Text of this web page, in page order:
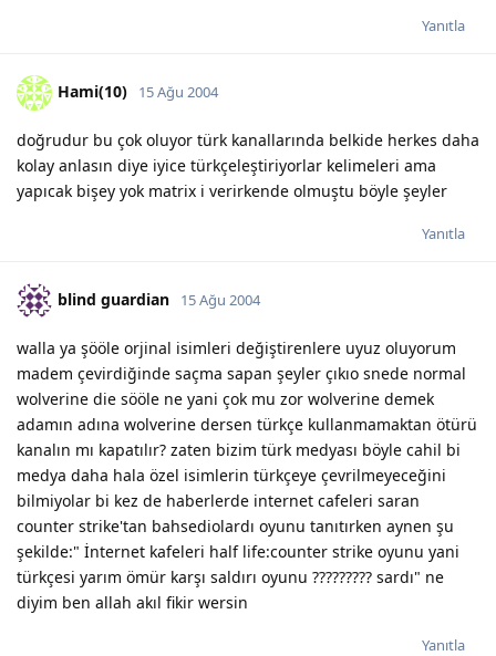
Yanıtla
Hami(10) 15 Ağu 2004
doğrudur bu çok oluyor türk kanallarında belkide herkes daha
kolay anlasın diye iyice türkçeleştiriyorlar kelimeleri ama
yapıcak bişey yok matrix i verirkende olmuştu böyle şeyler
Yanıtla
blind guardian 15 Ağu 2004
walla ya şööle orjinal isimleri değiştirenlere uyuz oluyorum
madem çevirdiğinde saçma sapan şeyler çıkıo snede normal
wolverine die sööle ne yani çok mu zor wolverine demek
adamın adına wolverine dersen türkçe kullanmamaktan ötürü
kanalın mı kapatılır? zaten bizim türk medyası böyle cahil bi
medya daha hala özel isimlerin türkçeye çevrilmeyeceğini
bilmiyolar bi kez de haberlerde internet cafeleri saran
counter strike'tan bahsediolardı oyunu tanıtırken aynen şu
şekilde:" İnternet kafeleri half life:counter strike oyunu yani
türkçesi yarım ömür karşı saldırı oyunu ????????? sardı" ne
diyim ben allah akıl fikir wersin
Yanıtla